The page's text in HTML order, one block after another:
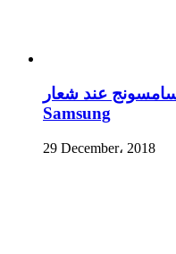
عند شعار
Samsung
29 December، 2018